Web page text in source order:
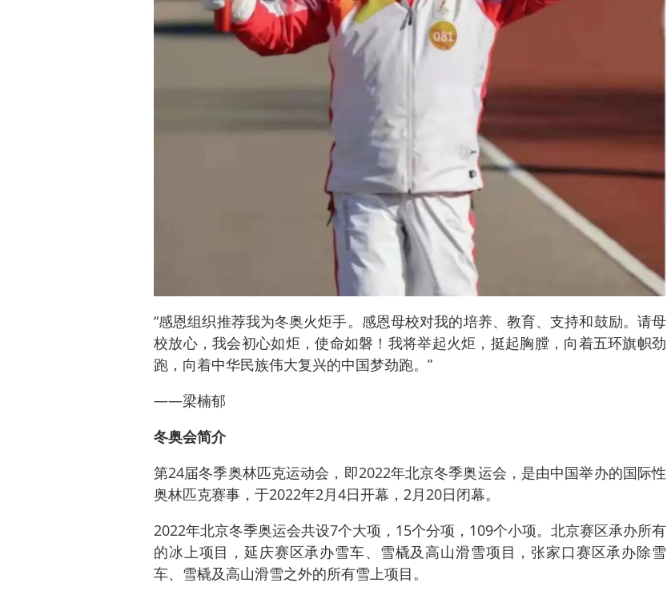
“感恩组织推荐我为冬奥火炬手。感恩母校对我的培养、教育、支持和鼓励。请母
校放心，我会初心如炬，使命如磐！我将举起火炬，挺起胸膛，向着五环旗帜劲
跑，向着中华民族伟大复兴的中国梦劲跑。”
——梁楠郁
冬奥会简介
第24届冬季奥林匹克运动会，即2022年北京冬季奥运会，是由中国举办的国际性
奥林匹克赛事，于2022年2月4日开幕，2月20日闭幕。
2022年北京冬季奥运会共设7个大项，15个分项，109个小项。北京赛区承办所有
的冰上项目，延庆赛区承办雪车、雪橇及高山滑雪项目，张家口赛区承办除雪
车、雪橇及高山滑雪之外的所有雪上项目。